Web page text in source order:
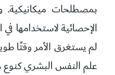
بمصطلحات ميكانيكية.
الإحصائية لاستخدامها
لم يستغرق الأمر وقتًا
علم النفس البشري كنوع